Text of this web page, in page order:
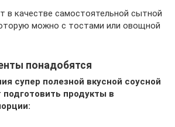
в качестве самостоятельной сытной
можно с тостами или овощной
понадобятся
супер полезной вкусной соусной
подготовить продукты в